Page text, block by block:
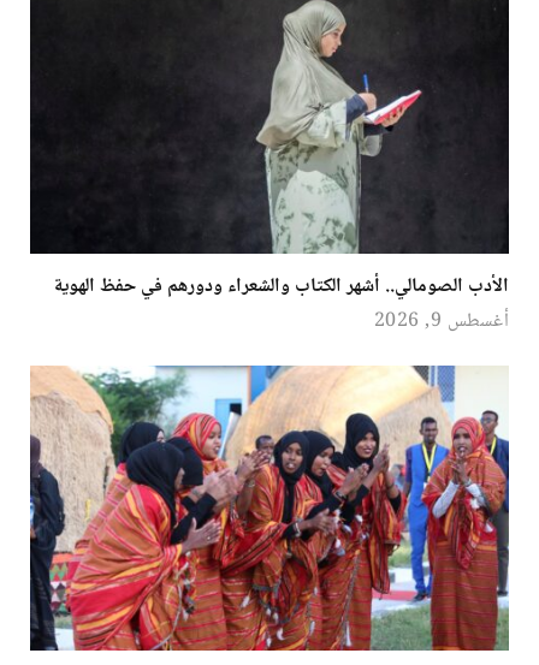
الأدب الصومالي.. أشهر الكتاب والشعراء ودورهم في حفظ الهوية
أغسطس 9, 2026